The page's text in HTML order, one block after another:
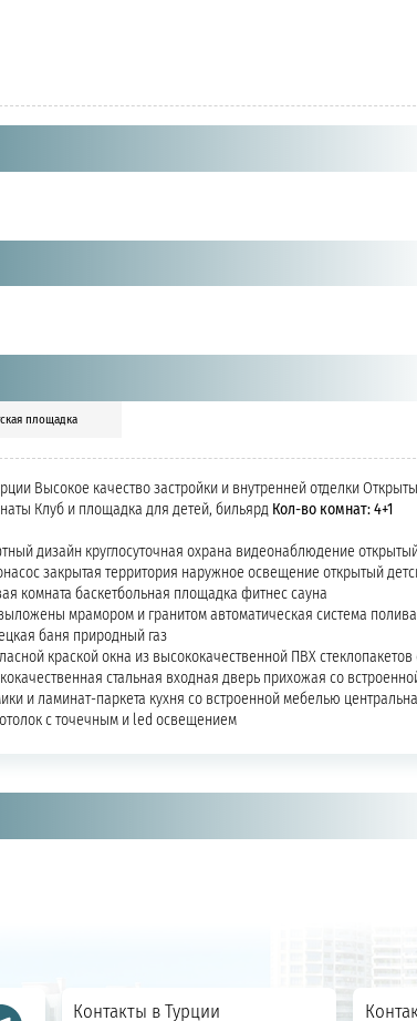
площадка
Высокое качество застройки и внутренней отделки
Клуб и площадка для детей, бильярд Кол-во комнат: 4+1
дизайн круглосуточная охрана видеонаблюдение
закрытая территория наружное освещение открытый
комната баскетбольная площадка фитнес сауна
мрамором и гранитом автоматическая система
баня природный газ
краской окна из высококачественной ПВХ стеклопакетов
стальная входная дверь прихожая со
и ламинат-паркета кухня со встроенной мебелью
с точечным и led освещением
Контакты в Турции